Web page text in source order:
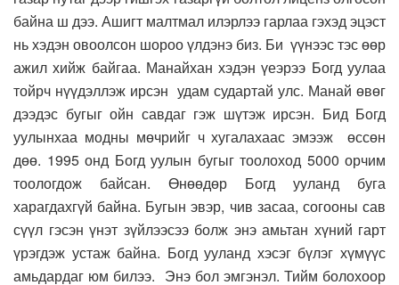
байна ш дээ. Ашигт малтмал илэрлээ гарлаа гэхэд эцэст
нь хэдэн овоолсон шороо үлдэнэ биз. Би үүнээс тэс өөр
ажил хийж байгаа. Манайхан хэдэн үеэрээ Богд уулаа
тойрч нүүдэллэж ирсэн удам судартай улс. Манай өвөг
дээдэс бугыг ойн савдаг гэж шүтэж ирсэн. Бид Богд
уулынхаа модны мөчрийг ч хугалахаас эмээж өссөн
дөө. 1995 онд Богд уулын бугыг тоолоход 5000 орчим
тоологдож байсан. Өнөөдөр Богд ууланд буга
харагдахгүй байна. Бугын эвэр, чив засаа, согооны сав
сүүл гэсэн үнэт зүйлээсээ болж энэ амьтан хүний гарт
үрэгдэж устаж байна. Богд ууланд хэсэг бүлэг хүмүүс
амьдардаг юм билээ. Энэ бол эмгэнэл. Тийм болохоор